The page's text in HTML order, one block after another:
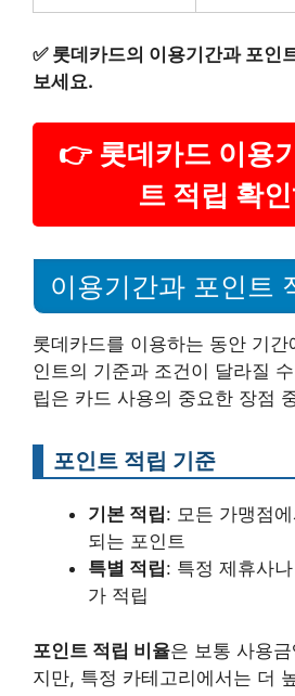
✅ 롯데카드의 이용기간과 포인
보세요.
👉 롯데카드 이용
트 적립 확
이용기간과 포인트
롯데카드를 이용하는 동안 기
인트의 기준과 조건이 달라질
립은 카드 사용의 중요한 장점
포인트 적립 기준
기본 적립: 모든 가맹점
되는 포인트
특별 적립: 특정 제휴사
가 적립
포인트 적립 비율은 보통 사용
지만, 특정 카테고리에서는 더